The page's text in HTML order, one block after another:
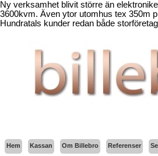
Ny verksamhet blivit större än
3600kvm. Även ytor utomhus tex 350m
Hundratals kunder redan både
Hem Kassan Om Billebro Referenser